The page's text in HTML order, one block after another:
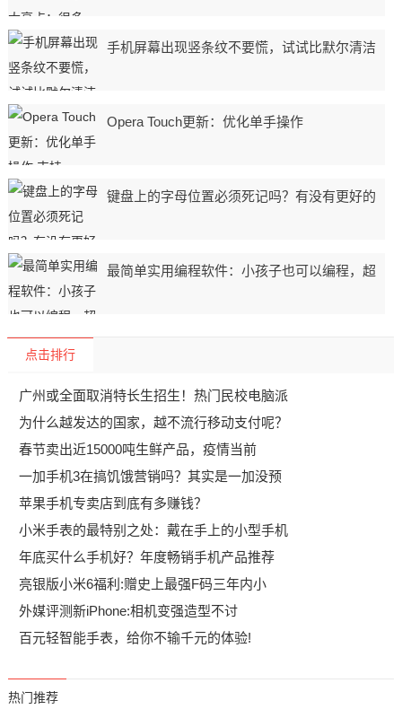
手机屏幕出现竖条纹不要慌，试试比默尔清洁
Opera Touch更新：优化单手操作
键盘上的字母位置必须死记吗？有没有更好的
最简单实用编程软件：小孩子也可以编程，超
点击排行
广州或全面取消特长生招生！热门民校电脑派
为什么越发达的国家，越不流行移动支付呢？
春节卖出近15000吨生鲜产品，疫情当前
一加手机3在搞饥饿营销吗？其实是一加没预
苹果手机专卖店到底有多赚钱？
小米手表的最特别之处：戴在手上的小型手机
年底买什么手机好？年度畅销手机产品推荐
亮银版小米6福利:赠史上最强F码三年内小
外媒评测新iPhone:相机变强造型不讨
百元轻智能手表，给你不输千元的体验!
热门推荐